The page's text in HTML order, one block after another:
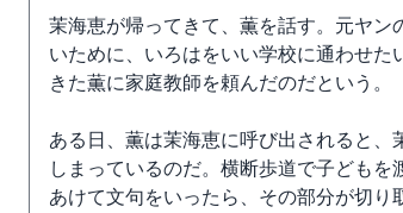
茉海恵が帰ってきて、薫を話す。元ヤ
いために、いろはをいい学校に通わせた
きた薫に家庭教師を頼んだのだという。
ある日、薫は茉海恵に呼び出されると
しまっているのだ。横断歩道で子ども
あけて文句をいったら、その部分が切